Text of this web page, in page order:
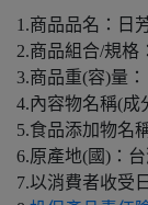
1.商品品名：日
2.商品組合/規格
3.商品重(容)量
4.內容物名稱(成
5.食品添加物名
6.原產地(國)：
7.以消費者收受